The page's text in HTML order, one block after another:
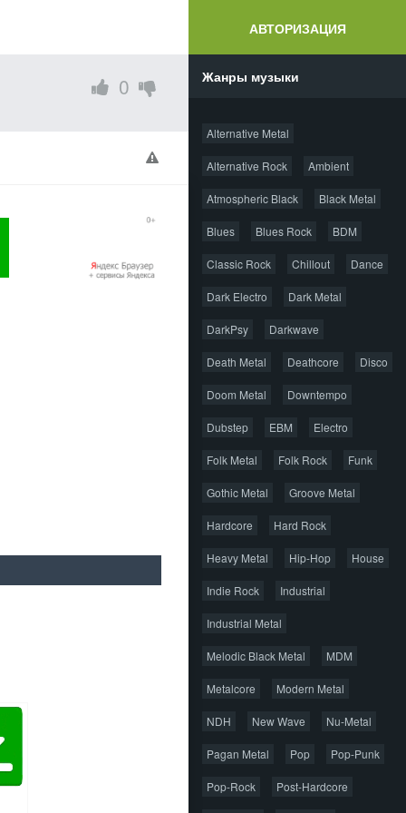
АВТОРИЗАЦИЯ
0 Жанры музыки
Alternative Metal
Alternative Rock Ambient
Atmospheric Black Black Metal
Blues Blues Rock BDM
Classic Rock Chillout Dance
Dark Electro Dark Metal
DarkPsy Darkwave
Death Metal Deathcore Disco
Doom Metal Downtempo
Dubstep EBM Electro
Folk Metal Folk Rock Funk
Gothic Metal Groove Metal
Hardcore Hard Rock
Heavy Metal Hip-Hop House
Indie Rock Industrial
Industrial Metal
Melodic Black Metal MDM
Metalcore Modern Metal
NDH New Wave Nu-Metal
Pagan Metal Pop Pop-Punk
Pop-Rock Post-Hardcore